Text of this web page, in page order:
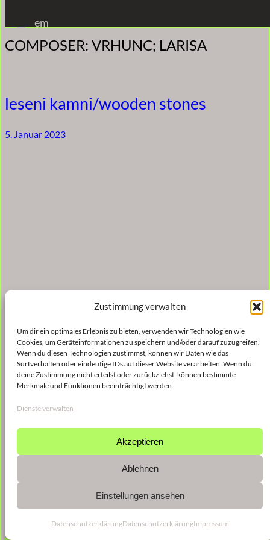
Zustimmung verwalten
Um dir ein optimales Erlebnis zu bieten, verwenden wir Technologien wie
Cookies, um Geräteinformationen zu speichern und/oder darauf zuzugreifen.
Wenn du diesen Technologien zustimmst, können wir Daten wie das
Surfverhalten oder eindeutige IDs auf dieser Website verarbeiten. Wenn du
deine Zustimmung nicht erteilst oder zurückziehst, können bestimmte
Merkmale und Funktionen beeinträchtigt werden.
Dienste verwalten
Akzeptieren
Ablehnen
Einstellungen ansehen
DatenschutzerklärungDatenschutzerklärungImpressum
Inhalt
springen
em
COMPOSER: VRHUNC; LARISA
leseni kamni/wooden stones
5. Januar 2023